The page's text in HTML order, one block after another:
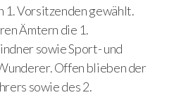
1. Vorsitzenden gewählt.
Ämtern die 1.
sowie Sport- und
Offen blieben der
sowie des 2.